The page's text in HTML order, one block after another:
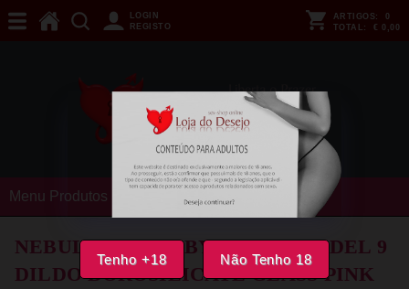
Tenho +18 Não Tenho 18
LOGIN
REGISTO
ARTIGOS:
0
TOTAL: € 0,00
Menu Produtos
NEBULA SERIES BY IBIZA - MODEL 9
DILDO BOROSILICATE GLASS PINK